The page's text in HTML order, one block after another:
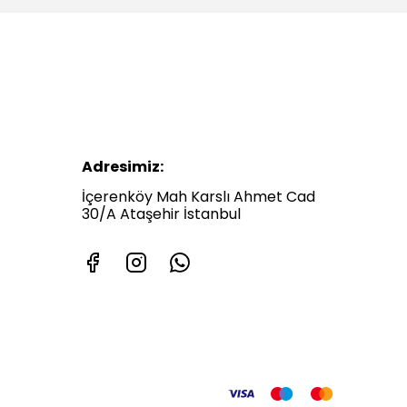
Adresimiz:
İçerenköy Mah Karslı Ahmet Cad
30/A Ataşehir İstanbul